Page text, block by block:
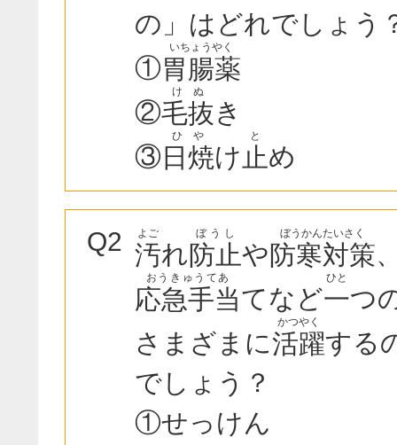
の」はどれでしょう
①胃腸薬
いちょうやく
②毛抜
けぬ
き
③日焼
ひや
け 止
と
め
Q2 汚
よご
れ防止
ぼうし
や防寒対策
ぼうかんたいさく
応急手当
おうきゅうてあ
てなど一
ひと
つ
さまざまに活躍
かつやく
する
でしょう？
①せっけん